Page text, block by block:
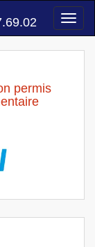
permis